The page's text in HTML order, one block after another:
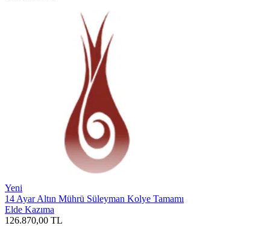
Yeni
14 Ayar Altın Mührü Süleyman Kolye Tamamı
Elde Kazıma
126.870,00 TL